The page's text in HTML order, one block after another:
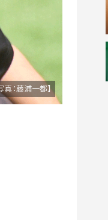
真：藤浦一都】